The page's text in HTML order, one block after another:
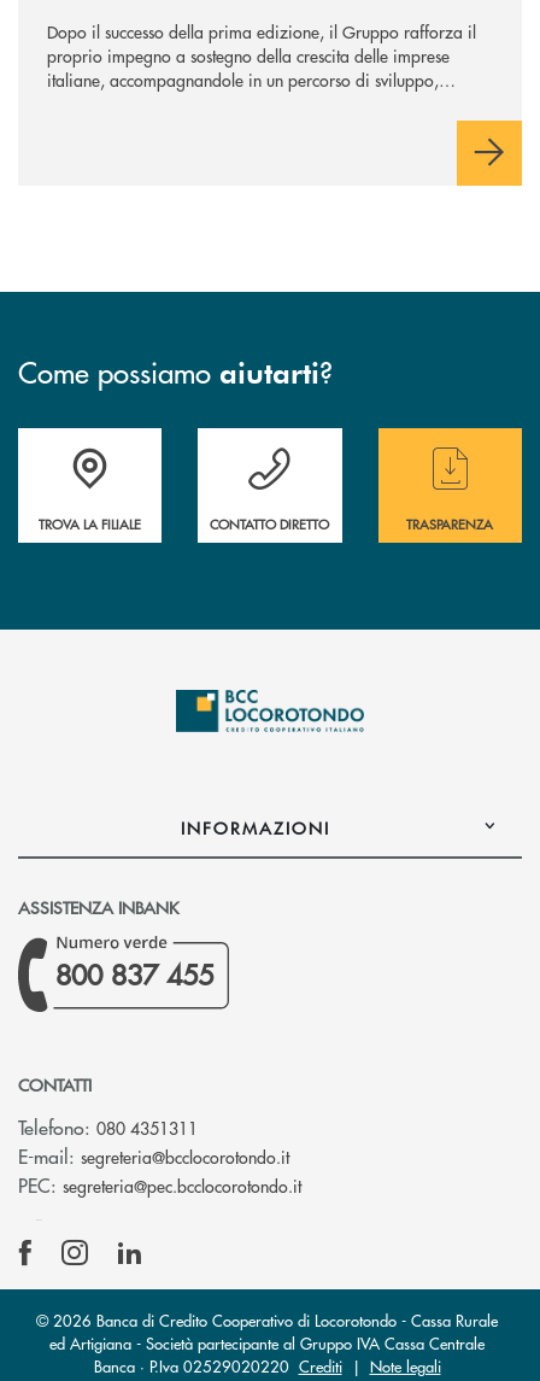
Dopo il successo della prima edizione, il Gruppo rafforza il
proprio impegno a sostegno della crescita delle imprese
italiane, accompagnandole in un percorso di sviluppo,
Come possiamo aiutarti?
Accedi all' elenco completo delle filiali
TROVA LA FILIALE
Hai bisogno di assistenza immediata ?
CONTATTO DIRETTO
Hai bisogno di
TRASPARENZA
INFORMAZIONI
ASSISTENZA INBANK
800 837 455
CONTATTI
Telefono: 080 4351311
E-mail: segreteria@bcclocorotondo.it(si apre l’app di posta
PEC: segreteria@pec.bcclocorotondo.it(si apre l’app di posta
© 2026 Banca di Credito Cooperativo di Locorotondo - Cassa Rurale
ed Artigiana - Società partecipante al Gruppo IVA Cassa Centrale
Banca · P.Iva 02529020220 Crediti| Note legali